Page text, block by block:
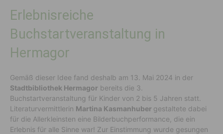
Erlebnisreiche
Buchstartveranstaltung in
Hermagor
Gemäß dieser Idee fand deshalb am 13. Mai 2024 in der
Stadtbibliothek Hermagor bereits die 3.
Buchstartveranstaltung für Kinder von 2 bis 5 Jahren statt.
Literaturvermittlerin Martina Kasmanhuber gestaltete dabei
für die Allerkleinsten eine Bilderbuchperformance, die ein
Erlebnis für alle Sinne war! Zur Einstimmung wurde gesungen